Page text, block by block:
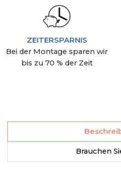
ZEITERSPARNIS
Bei der Montage sparen wir
bis zu 70 % der Zeit
Brauchen